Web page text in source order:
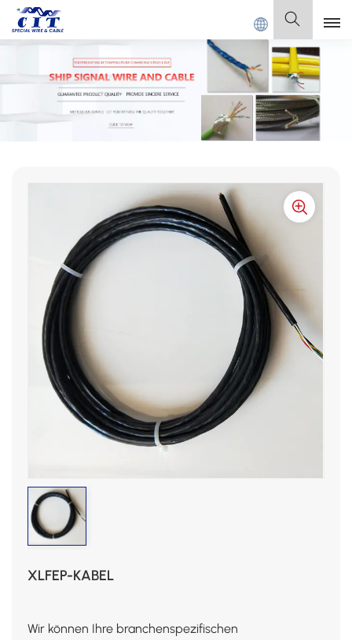
CABLE Co., Ltd. Deutsch
English
Français
Italiano
Polski
XLFEP-KABEL
Wir können Ihre branchenspezifischen